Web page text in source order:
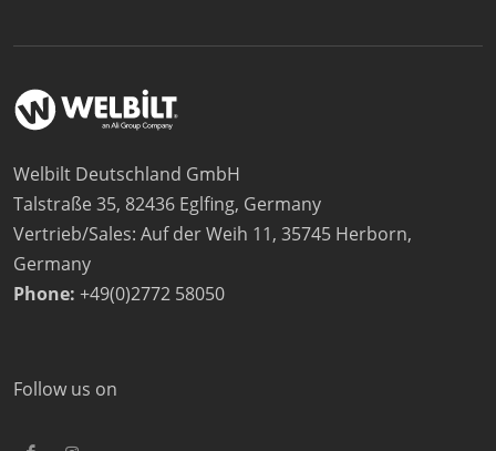
Welbilt Deutschland GmbH
Talstraße 35, 82436 Eglfing, Germany
Vertrieb/Sales: Auf der Weih 11, 35745 Herborn,
Germany
Phone: +49(0)2772 58050
Follow us on